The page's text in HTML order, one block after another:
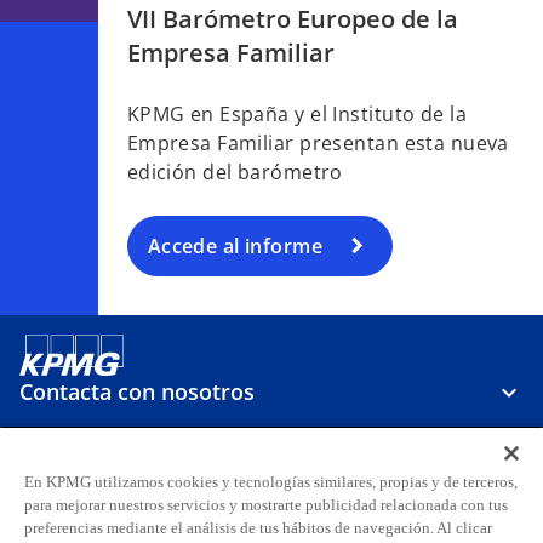
VII Barómetro Europeo de la
Empresa Familiar
KPMG en España y el Instituto de la
Empresa Familiar presentan esta nueva
edición del barómetro
Accede al informe
Contacta con nosotros
Sobre KPMG
En KPMG utilizamos cookies y tecnologías similares, propias y de terceros,
para mejorar nuestros servicios y mostrarte publicidad relacionada con tus
preferencias mediante el análisis de tus hábitos de navegación. Al clicar